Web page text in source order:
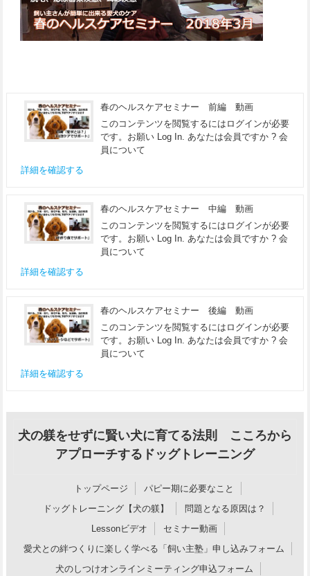
春のヘルスケアセミナー 前編 動画
このコンテンツを閲覧するにはログインが必要
です。お願い Log In. あなたは会員ですか ? 会
員について
詳細を確認する
春のヘルスケアセミナー 中編 動画
このコンテンツを閲覧するにはログインが必要
です。お願い Log In. あなたは会員ですか ? 会
員について
詳細を確認する
春のヘルスケアセミナー 後編 動画
このコンテンツを閲覧するにはログインが必要
です。お願い Log In. あなたは会員ですか ? 会
員について
詳細を確認する
犬の躾をせずに賢い犬に育てる法則 こころから
アプローチするドッグトレーニング
トップページ
パピー期に必要なこと
ドッグトレーニング【犬の躾】
問題となる原因は？
Lessonビデオ
セミナー動画
愛犬との絆つくりに楽しく学べる「飼い主塾」申し込みフォーム
犬のしつけオンラインミーティング申込フォーム